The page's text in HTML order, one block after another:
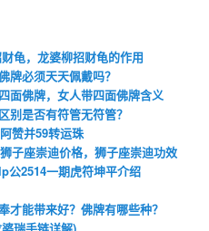
龟，龙婆柳招财龟的作用
牌必须天天佩戴吗？
面佛牌，女人带四面佛牌含义
别是否有符管无符管？
赞并59转运珠
子座崇迪价格，狮子座崇迪功效
公2514一期虎符坤平介绍
才能带来好？佛牌有哪些种？
瑞手链详解)